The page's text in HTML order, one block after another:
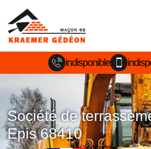
indisponible
Société de
Epis 68410